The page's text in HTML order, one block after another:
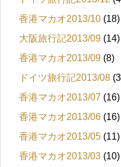
香港マカオ2013/10 (18)
大阪旅行記2013/09 (14)
香港マカオ2013/09 (8)
ドイツ旅行記2013/08
香港マカオ2013/07 (16)
香港マカオ2013/06 (16)
香港マカオ2013/05 (11)
香港マカオ2013/03 (10)